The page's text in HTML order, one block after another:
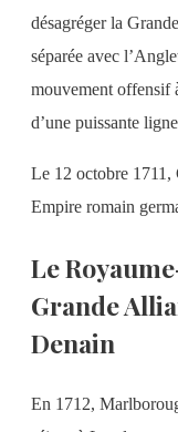
désagréger la
séparée avec
mouvement offensif
d’une puissante
Le 12 octobre 1711,
Empire romain
Le
Grande
Denain
En 1712,